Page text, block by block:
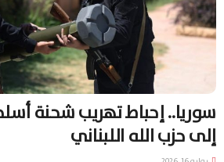
سوريا.. إحباط تهريب شحنة
إلى حزب الله اللبناني